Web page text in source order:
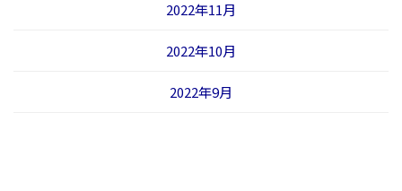
2022年11月
2022年10月
2022年9月